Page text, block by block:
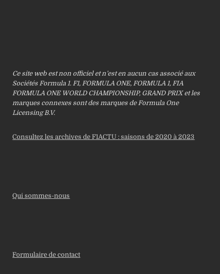
Ce site web est non officiel et n’est en aucun cas associé aux
Sociétés Formula 1. F1, FORMULA ONE, FORMULA 1, FIA
FORMULA ONE WORLD CHAMPIONSHIP, GRAND PRIX et les
marques connexes sont des marques de Formula One
Licensing B.V.
Consultez les archives de F1ACTU : saisons de 2020 à 2023
Qui sommes-nous
Formulaire de contact